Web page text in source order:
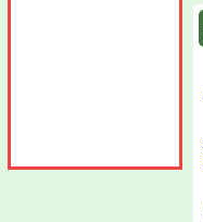
紋別郡湧別町